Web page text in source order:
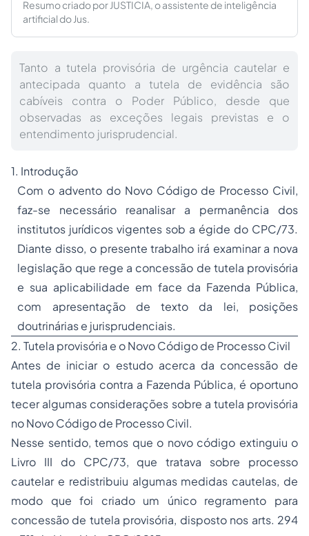
Resumo criado por JUSTICIA, o assistente de inteligência
artificial do Jus.
Tanto a tutela provisória de urgência cautelar e
antecipada quanto a tutela de evidência são
cabíveis contra o Poder Público, desde que
observadas as exceções legais previstas e o
entendimento jurisprudencial.
1. Introdução
Com o advento do Novo Código de Processo Civil,
faz-se necessário reanalisar a permanência dos
institutos jurídicos vigentes sob a égide do CPC/73.
Diante disso, o presente trabalho irá examinar a nova
legislação que rege a concessão de tutela provisória
e sua aplicabilidade em face da Fazenda Pública,
com apresentação de texto da lei, posições
doutrinárias e jurisprudenciais.
2. Tutela provisória e o Novo Código de Processo Civil
Antes de iniciar o estudo acerca da concessão de
tutela provisória contra a Fazenda Pública, é oportuno
tecer algumas considerações sobre a tutela provisória
no Novo Código de Processo Civil.
Nesse sentido, temos que o novo código extinguiu o
Livro III do CPC/73, que tratava sobre processo
cautelar e redistribuiu algumas medidas cautelas, de
modo que foi criado um único regramento para
concessão de tutela provisória, disposto nos arts. 294